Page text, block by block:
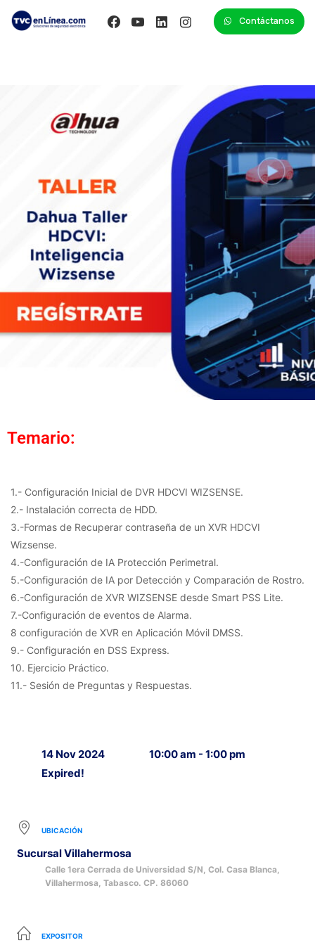
Contáctanos
Temario:
1.- Configuración Inicial de DVR HDCVI WIZSENSE.
2.- Instalación correcta de HDD.
3.-Formas de Recuperar contraseña de un XVR HDCVI
Wizsense.
4.-Configuración de IA Protección Perimetral.
5.-Configuración de IA por Detección y Comparación de Rostro.
6.-Configuración de XVR WIZSENSE desde Smart PSS Lite.
7.-Configuración de eventos de Alarma.
8 configuración de XVR en Aplicación Móvil DMSS.
9.- Configuración en DSS Express.
10. Ejercicio Práctico.
11.- Sesión de Preguntas y Respuestas.
14 Nov 2024
Expired!
10:00 am - 1:00 pm
UBICACIÓN
Sucursal Villahermosa
Calle 1era Cerrada de Universidad S/N, Col. Casa Blanca,
Villahermosa, Tabasco. CP. 86060
EXPOSITOR